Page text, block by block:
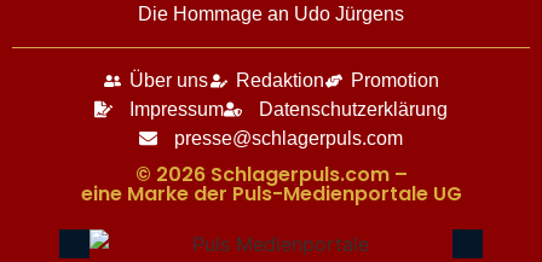
Die Hommage an Udo Jürgens
Über uns Redaktion
Promotion
Impressum
Datenschutzerklärung
presse@schlagerpuls.com
© 2026 Schlagerpuls.com –
eine Marke der Puls-Medienportale UG​